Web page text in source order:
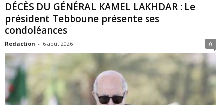
DÉCÈS DU GÉNÉRAL KAMEL LAKHDAR : Le
président Tebboune présente ses
condoléances
Redaction - 6 août 2026 0